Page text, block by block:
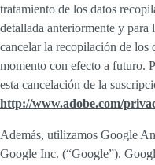
tratamiento de los datos
detallada anteriormente y
cancelar la recopilación de los
momento con efecto a futuro.
esta cancelación de la
http://www.adobe.com/
Además, utilizamos Google
Google Inc. (“Google”).